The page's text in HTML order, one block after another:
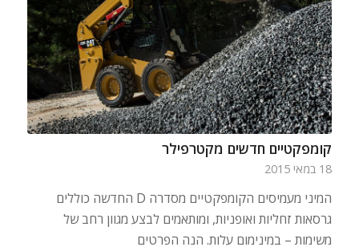
קומפקטיים חדשים מקטרפילר
18 במאי 2015
המיני מעמיסים הקומפקטיים מסדרה D החדשה כוללים
גרסאות זחליות ואופניות, ומותאמים לבצע מגוון רחב של
משימות – במינימום עלות. הנה הפרטים